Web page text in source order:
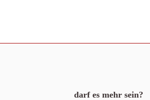
darf es mehr sein?